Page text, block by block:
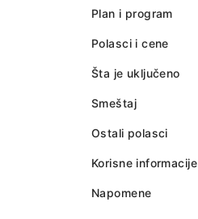
Plan i program
Polasci i cene
Šta je uključeno
Smeštaj
Ostali polasci
Korisne informacije
Napomene